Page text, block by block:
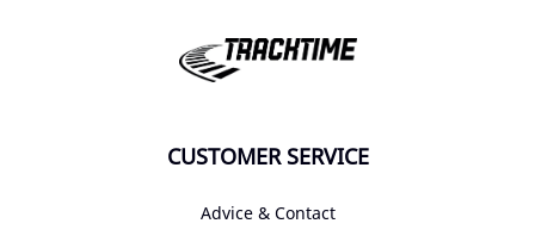
CUSTOMER SERVICE
Advice & Contact